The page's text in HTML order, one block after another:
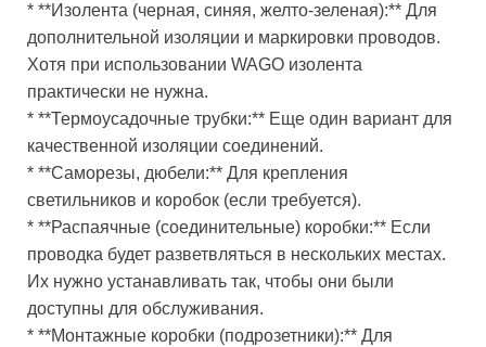
* **Изолента (черная, синяя, желто-зеленая):** Для
дополнительной изоляции и маркировки проводов.
Хотя при использовании WAGO изолента
практически не нужна.
* **Термоусадочные трубки:** Еще один вариант для
качественной изоляции соединений.
* **Саморезы, дюбели:** Для крепления
светильников и коробок (если требуется).
* **Распаячные (соединительные) коробки:** Если
проводка будет разветвляться в нескольких местах.
Их нужно устанавливать так, чтобы они были
доступны для обслуживания.
* **Монтажные коробки (подрозетники):** Для